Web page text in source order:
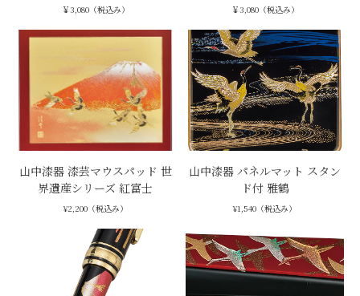
￥3,080（税込み） ￥3,080（税込み）
山中漆器 漆芸マウスパッド 世
界遺産シリーズ 紅富士
¥2,200（税込み）
山中漆器 パネルマット スタン
ド付 雅鶴
¥1,540（税込み）